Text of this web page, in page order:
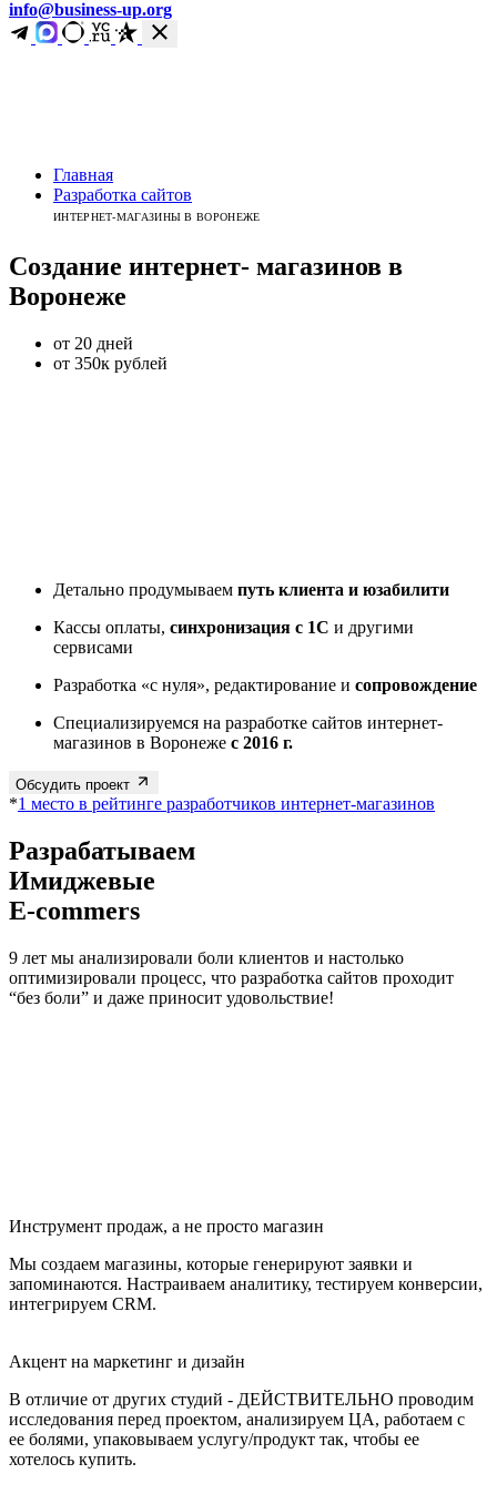
info@business-up.org
Главная
Разработка сайтов
ИНТЕРНЕТ-МАГАЗИНЫ В ВОРОНЕЖЕ
Создание интернет- магазинов в
Воронеже
от 20 дней
от 350к рублей
Детально продумываем путь клиента и юзабилити
Кассы оплаты, синхронизация с 1С и другими
сервисами
Разработка «с нуля», редактирование и сопровождение
Специализируемся на разработке сайтов интернет-
магазинов в Воронеже с 2016 г.
Обсудить проект
*1 место в рейтинге разработчиков интернет-магазинов
Разрабатываем
E-commers
оптимизировали процесс, что разработка сайтов проходит
“без боли” и даже приносит удовольствие!
Мы создаем магазины, которые генерируют заявки и
запоминаются. Настраиваем аналитику, тестируем конверсии,
интегрируем CRM.
В отличие от других студий - ДЕЙСТВИТЕЛЬНО проводим
исследования перед проектом, анализируем ЦА, работаем с
ее болями, упаковываем уcлугу/продукт так, чтобы ее
хотелось купить.